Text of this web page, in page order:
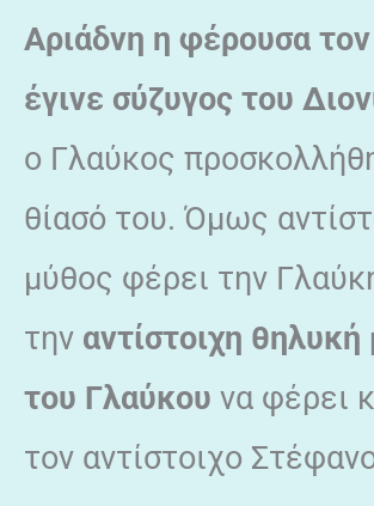
Αριάδνη η φέρουσα
έγινε σύζυγος του
ο Γλαύκος
θίασό του. Όμως
μύθος φέρει την
την αντίστοιχη
του Γλαύκου να φέρει
τον αντίστοιχο